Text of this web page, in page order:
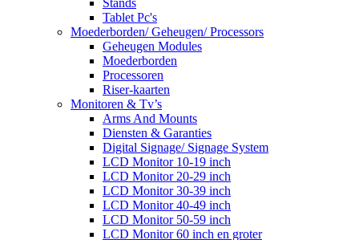
Tablet Pc's
Moederborden/ Geheugen/ Processors
Geheugen Modules
Moederborden
Processoren
Riser-kaarten
Monitoren & Tv’s
Arms And Mounts
Diensten & Garanties
Digital Signage/ Signage System
LCD Monitor 10-19 inch
LCD Monitor 20-29 inch
LCD Monitor 30-39 inch
LCD Monitor 40-49 inch
LCD Monitor 50-59 inch
LCD Monitor 60 inch en groter